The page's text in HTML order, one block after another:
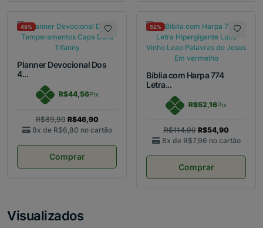
48%
Planner Devocional Dos
4...
R$44,56Pix
R$89,90 R$46,90
8x de R$6,80 no cartão
Comprar
52%
Bíblia com Harpa 774
Letra...
R$52,16Pix
R$114,90 R$54,90
8x de R$7,96 no cartão
Comprar
Visualizados